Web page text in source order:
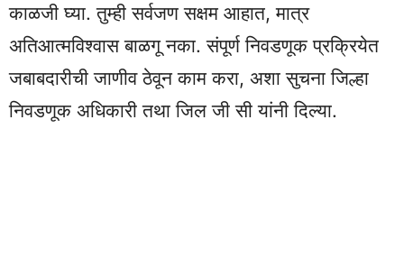
काळजी घ्या. तुम्ही सर्वजण सक्षम आहात, मात्र
अतिआत्मविश्वास बाळगू नका. संपूर्ण निवडणूक प्रक्रियेत
जबाबदारीची जाणीव ठेवून काम करा, अशा सुचना जिल्हा
निवडणूक अधिकारी तथा जिल जी सी यांनी दिल्या.